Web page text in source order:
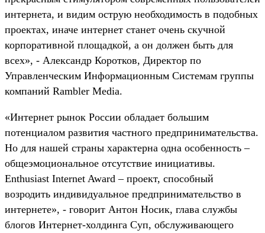
интернета, и видим острую необходимость в подобных
проектах, иначе интернет станет очень скучной
корпоративной площадкой, а он должен быть для
всех», - Александр Коротков, Директор по
Управленческим Информационным Системам группы
компаний Rambler Media.
«Интернет рынок России обладает большим
потенциалом развития частного предпринимательства.
Но для нашей страны характерна одна особенность –
общеэмоциональное отсутствие инициативы.
Enthusiast Internet Award – проект, способный
возродить индивидуальное предпринимательство в
интернете», - говорит Антон Носик, глава службы
блогов Интернет-холдинга Суп, обслуживающего